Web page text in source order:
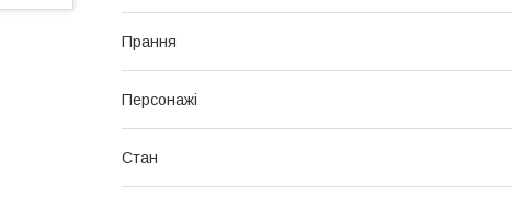
Прання
Персонажі
Стан